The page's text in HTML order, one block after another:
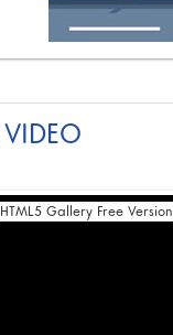
VIDEO
HTML5 Gallery Free Version